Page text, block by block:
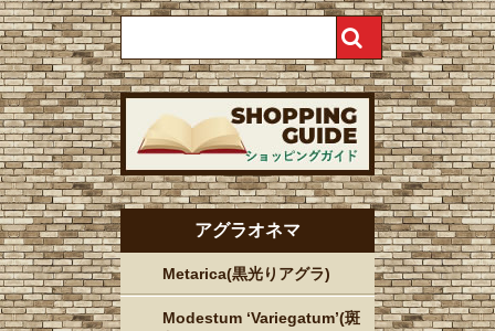
アグラオネマ
Metarica(黒光りアグラ)
Modestum ‘Variegatum’(斑